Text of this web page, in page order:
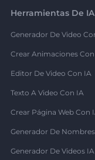
Herramientas De IA
Generador De Video
Crear Animaciones
Editor De Video Con IA
Texto A Video Con IA
Crear Página Web Con
Generador De
Generador De Videos